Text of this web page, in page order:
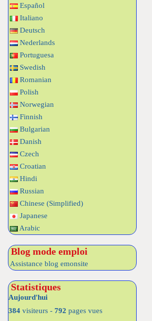
Español
Italiano
Deutsch
Nederlands
Portuguesa
Swedish
Romanian
Polish
Norwegian
Finnish
Bulgarian
Danish
Czech
Croatian
Hindi
Russian
Chinese (Simplified)
Japanese
Arabic
Blog mode emploi
Assistance blog emonsite
Statistiques
Aujourd'hui
384 visiteurs - 792 pages vues